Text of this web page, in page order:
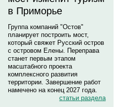
в Приморье
Группа компаний "Остов"
планирует построить мост,
который свяжет Русский остров
с островом Елены. Переправа
станет первым этапом
масштабного проекта
комплексного развития
территории. Завершение работ
намечено на конец 2027 года.
статьи раздела